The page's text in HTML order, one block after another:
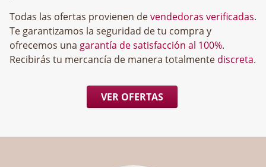
Todas las ofertas provienen devendedoras verificadas.
Te garantizamos la seguridad de tu compra y
ofrecemos una garantía de satisfacción al 100%.
Recibirás tu mercancía de manera totalmente discreta.
VER OFERTAS